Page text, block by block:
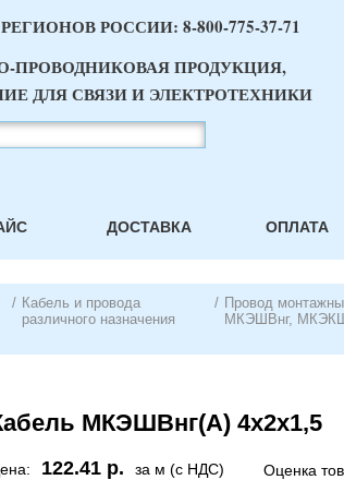
РОССИИ: 8-800-775-37-71
ПРОВОДНИКОВАЯ ПРОДУКЦИЯ,
ДЛЯ СВЯЗИ И ЭЛЕКТРОТЕХНИКИ
ДОСТАВКА ОПЛАТА
/ Кабель и провода
различного назначения
/ Провод
МКЭШВнг,
МКЭШВнг(А) 4х2х1,5
122.41 р. за м (с НДС) Оценка